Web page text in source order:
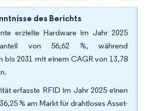
des Berichts
erzielte Hardware im Jahr 2025
von 56,62 %, während
bis 2031 mit einem CAGR von 13,78
erfasste RFID im Jahr 2025 einen
% am Markt für drahtloses Asset-